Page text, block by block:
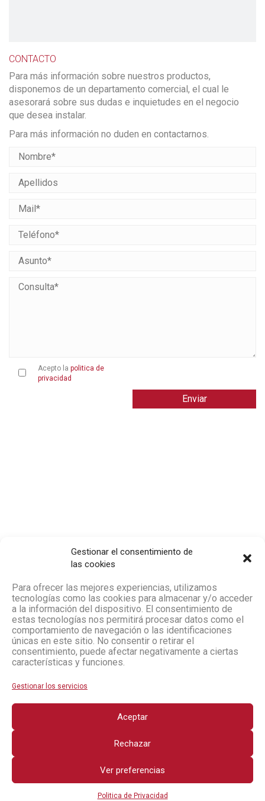
Gestionar el consentimiento de
las cookies
Para ofrecer las mejores experiencias, utilizamos
tecnologías como las cookies para almacenar y/o acceder
a la información del dispositivo. El consentimiento de
estas tecnologías nos permitirá procesar datos como el
comportamiento de navegación o las identificaciones
únicas en este sitio. No consentir o retirar el
consentimiento, puede afectar negativamente a ciertas
características y funciones.
Gestionar los servicios
Aceptar
Rechazar
Ver preferencias
Politica de Privacidad
CONTACTO
Para más información sobre nuestros productos,
disponemos de un departamento comercial, el cual le
asesorará sobre sus dudas e inquietudes en el negocio
que desea instalar.
Para más información no duden en contactarnos.
Acepto la politica de
privacidad